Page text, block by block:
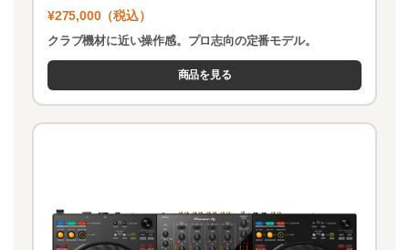
¥275,000（税込）
クラブ機材に近い操作感。プロ志向の定番モデル。
商品を見る